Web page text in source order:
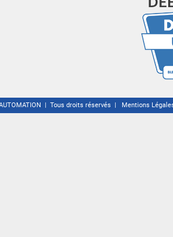
| Tous droits réservés | Mentions